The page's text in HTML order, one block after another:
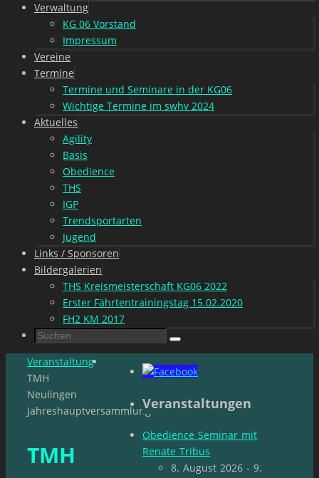
Verwaltung
KG 06 Vorstand
Impressum
Vereine
Termine
Termine und Seminare in der KG06
Wichtige Termine im swhv 2024
Aktuelles
Agility
Basis
Obedience
THS
IGP
Trendsportarten
Jugend
Links / Sponsoren
Bildergalerien
THS Kreismeisterschaft KG06 2022
Erster Fährtentrainingstag 15.02.2020
FH2 KM 2017
Suchen
nach:
Suchen
Start
Veranstaltung
TMH
Neulingen
Jahreshauptversammlung
TMH
Veranstaltungen
Obedience Seminar mit
Renate Tribus
8. August 2026 - 9.